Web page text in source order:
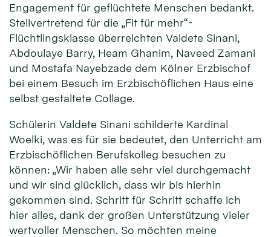
Engagement für geflüchtete Menschen bedankt.
Stellvertretend für die „Fit für mehr“-
Flüchtlingsklasse überreichten Valdete Sinani,
Abdoulaye Barry, Heam Ghanim, Naveed Zamani
und Mostafa Nayebzade dem Kölner Erzbischof
bei einem Besuch im Erzbischöflichen Haus eine
selbst gestaltete Collage.
Schülerin Valdete Sinani schilderte Kardinal
Woelki, was es für sie bedeutet, den Unterricht am
Erzbischöflichen Berufskolleg besuchen zu
können: „Wir haben alle sehr viel durchgemacht
und wir sind glücklich, dass wir bis hierhin
gekommen sind. Schritt für Schritt schaffe ich
hier alles, dank der großen Unterstützung vieler
wertvoller Menschen. So möchten meine